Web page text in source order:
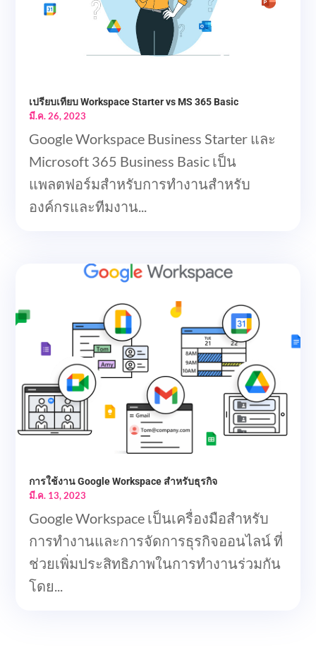
เปรียบเทียบ Workspace Starter vs MS 365 Basic
มี.ค. 26, 2023
Google Workspace Business Starter และ
Microsoft 365 Business Basic เป็น
แพลตฟอร์มสำหรับการทำงานสำหรับ
องค์กรและทีมงาน...
การใช้งาน Google Workspace สำหรับธุรกิจ
มี.ค. 13, 2023
Google Workspace เป็นเครื่องมือสำหรับ
การทำงานและการจัดการธุรกิจออนไลน์ ที่
ช่วยเพิ่มประสิทธิภาพในการทำงานร่วมกัน
โดย...